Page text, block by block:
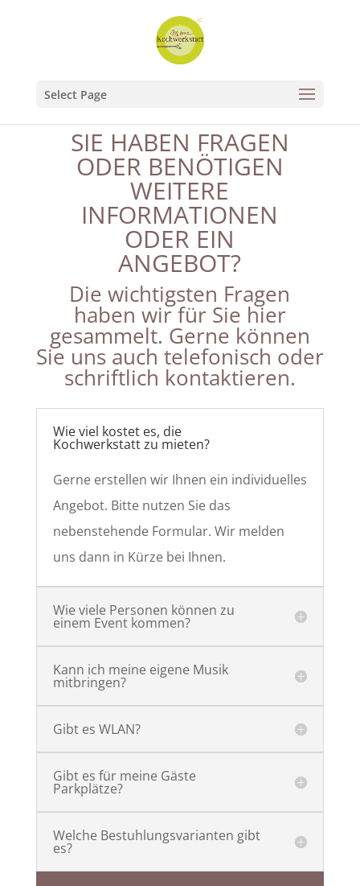
Select Page
SIE HABEN FRAGEN
ODER BENÖTIGEN
WEITERE
INFORMATIONEN
ODER EIN
ANGEBOT?
Die wichtigsten Fragen
haben wir für Sie hier
gesammelt. Gerne können
Sie uns auch telefonisch oder
schriftlich kontaktieren.
Wie viel kostet es, die
Kochwerkstatt zu mieten?
Gerne erstellen wir Ihnen ein individuelles
Angebot. Bitte nutzen Sie das
nebenstehende Formular. Wir melden
uns dann in Kürze bei Ihnen.
Wie viele Personen können zu
einem Event kommen?
Kann ich meine eigene Musik
mitbringen?
Gibt es WLAN?
Gibt es für meine Gäste
Parkplätze?
Welche Bestuhlungsvarianten gibt
es?